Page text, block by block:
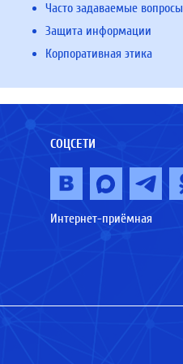
Часто задаваемые вопросы
Защита информации
Корпоративная этика
СОЦСЕТИ
Интернет-приёмная